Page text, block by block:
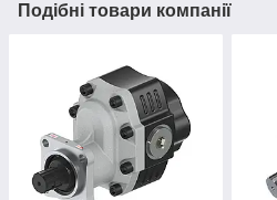
Подібні товари компанії